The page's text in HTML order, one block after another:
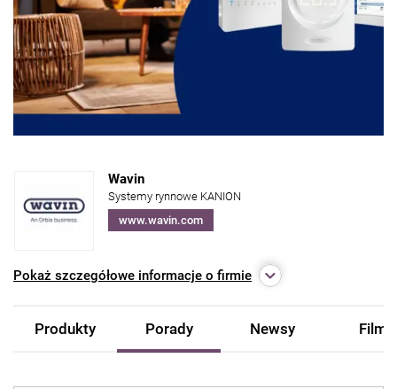
Wavin
Systemy rynnowe KANION
www.wavin.com
Pokaż szczegółowe informacje o firmie
Produkty Porady Newsy Filmy